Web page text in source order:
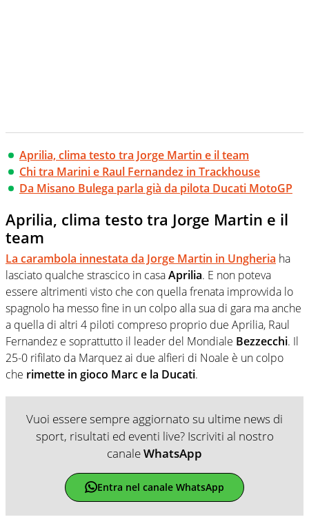
Aprilia, clima testo tra Jorge Martin e il team
Chi tra Marini e Raul Fernandez in Trackhouse
Da Misano Bulega parla già da pilota Ducati MotoGP
Aprilia, clima testo tra Jorge Martin e il
team
La carambola innestata da Jorge Martin in Ungheria ha
lasciato qualche strascico in casaAprilia. E non poteva
essere altrimenti visto che con quella frenata improvvida lo
spagnolo ha messo fine in un colpo alla sua di gara ma anche
a quella di altri 4 piloti compreso proprio due Aprilia, Raul
Fernandez e soprattutto il leader del Mondiale Bezzecchi. Il
25-0 rifilato da Marquez ai due alfieri di Noale è un colpo
che rimette in gioco Marc e la Ducati.
Vuoi essere sempre aggiornato su ultime news di
sport, risultati ed eventi live? Iscriviti al nostro
canaleWhatsApp
Entra nel canale WhatsApp